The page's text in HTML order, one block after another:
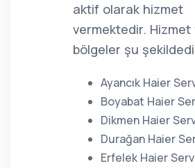
aktif olarak hizmet
vermektedir. Hizmet
bölgeler şu
Ayancık Haier
Boyabat Haier
Dikmen Haier
Durağan Haier
Erfelek Haier